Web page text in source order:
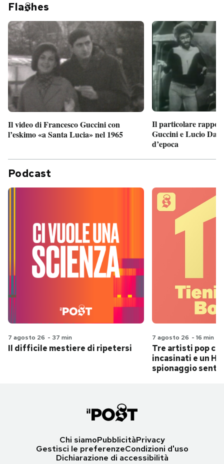
Fla hes
Il video di Francesco Guccini con
l’eskimo «a Santa Lucia» nel 1965
Il particolare
Guccini e Lucio
d’epoca
Podcast
7 agosto 26 - 37 min
Il difficile mestiere di ripetersi
7 agosto 26 - 16 min
Tre artisti pop
incasinati e un
spionaggio
Chi siamoPubblicitàPrivacy
Gestisci le preferenzeCondizioni d'uso
Dichiarazione di accessibilità